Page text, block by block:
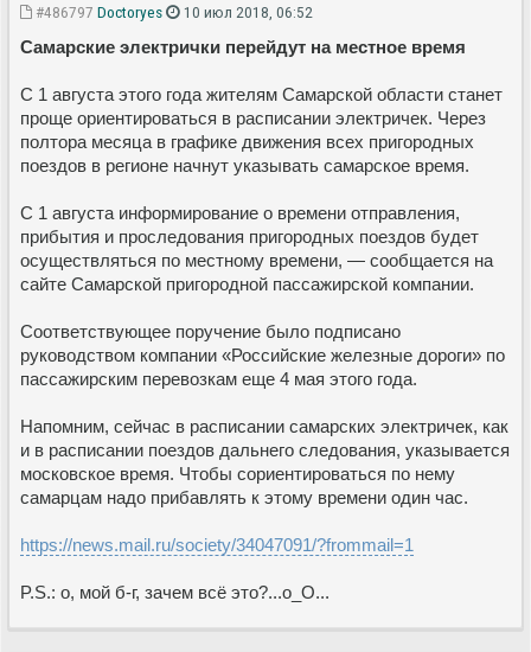
#486797 Doctoryes 10 июл 2018, 06:52
Самарские электрички перейдут на местное время
С 1 августа этого года жителям Самарской области станет
проще ориентироваться в расписании электричек. Через
полтора месяца в графике движения всех пригородных
поездов в регионе начнут указывать самарское время.
С 1 августа информирование о времени отправления,
прибытия и проследования пригородных поездов будет
осуществляться по местному времени, — сообщается на
сайте Самарской пригородной пассажирской компании.
Соответствующее поручение было подписано
руководством компании «Российские железные дороги» по
пассажирским перевозкам еще 4 мая этого года.
Напомним, сейчас в расписании самарских электричек, как
и в расписании поездов дальнего следования, указывается
московское время. Чтобы сориентироваться по нему
самарцам надо прибавлять к этому времени один чаc.
https://news.mail.ru/society/34047091/?frommail=1
P.S.: о, мой б-г, зачем всё это?...о_О...